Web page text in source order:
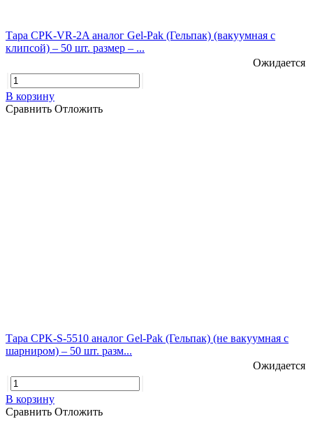
Тара CPK-VR-2A аналог Gel-Pak (Гельпак) (вакуумная с
клипсой) – 50 шт. размер – ...
Ожидается
В корзину
Сравнить Отложить
Тара CPK-S-5510 аналог Gel-Pak (Гельпак) (не вакуумная с
шарниром) – 50 шт. разм...
Ожидается
В корзину
Сравнить Отложить